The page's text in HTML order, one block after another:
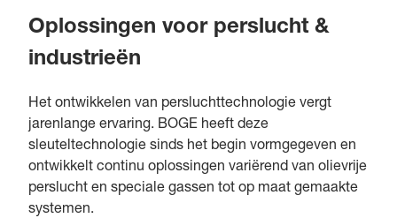
Oplossingen voor perslucht &
industrieën
Het ontwikkelen van persluchttechnologie vergt
jarenlange ervaring. BOGE heeft deze
sleuteltechnologie sinds het begin vormgegeven en
ontwikkelt continu oplossingen variërend van olievrije
perslucht en speciale gassen tot op maat gemaakte
systemen.